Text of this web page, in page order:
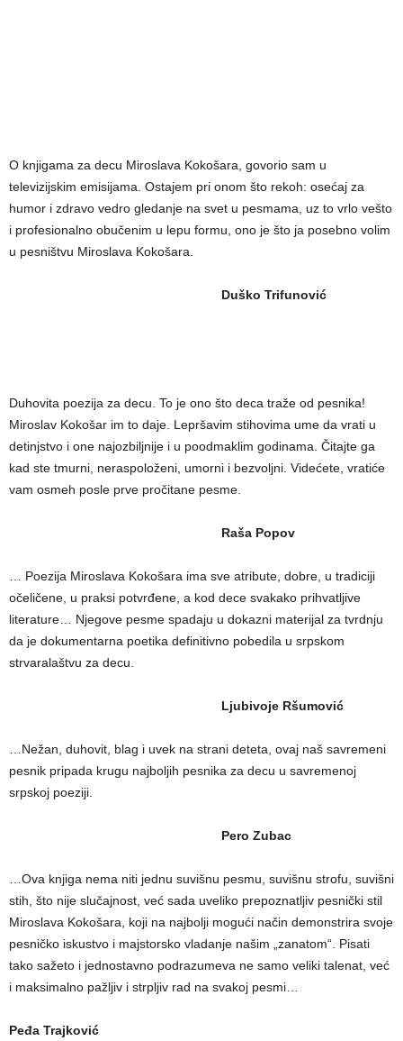
O knjigama za decu Miroslava Kokošara, govorio sam u
televizijskim emisijama. Ostajem pri onom što rekoh: osećaj za
humor i zdravo vedro gledanje na svet u pesmama, uz to vrlo vešto
i profesionalno obučenim u lepu formu, ono je što ja posebno volim
u pesništvu Miroslava Kokošara.
Duško Trifunović
Duhovita poezija za decu. To je ono što deca traže od pesnika!
Miroslav Kokošar im to daje. Lepršavim stihovima ume da vrati u
detinjstvo i one najozbiljnije i u poodmaklim godinama. Čitajte ga
kad ste tmurni, neraspoloženi, umorni i bezvoljni. Videćete, vratiće
vam osmeh posle prve pročitane pesme.
Raša Popov
… Poezija Miroslava Kokošara ima sve atribute, dobre, u tradiciji
očeličene, u praksi potvrđene, a kod dece svakako prihvatljive
literature… Njegove pesme spadaju u dokazni materijal za tvrdnju
da je dokumentarna poetika definitivno pobedila u srpskom
strvaralaštvu za decu.
Ljubivoje Ršumović
…Nežan, duhovit, blag i uvek na strani deteta, ovaj naš savremeni
pesnik pripada krugu najboljih pesnika za decu u savremenoj
srpskoj poeziji.
Pero Zubac
…Ova knjiga nema niti jednu suvišnu pesmu, suvišnu strofu, suvišni
stih, što nije slučajnost, već sada uveliko prepoznatljiv pesnički stil
Miroslava Kokošara, koji na najbolji mogući način demonstrira svoje
pesničko iskustvo i majstorsko vladanje našim „zanatom“. Pisati
tako sažeto i jednostavno podrazumeva ne samo veliki talenat, već
i maksimalno pažljiv i strpljiv rad na svakoj pesmi…
Peđa Trajković